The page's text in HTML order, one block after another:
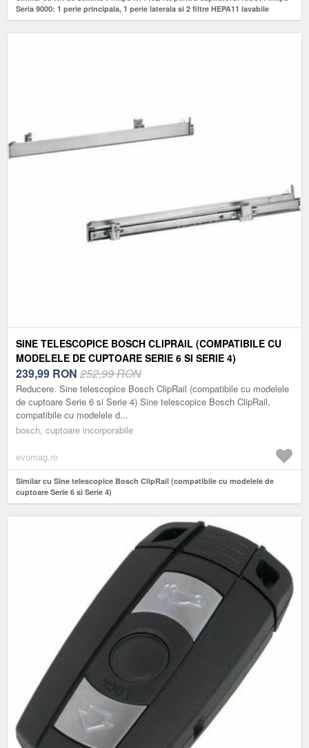
Seria 9000: 1 perie principala, 1 perie laterala si 2 filtre HEPA11 lavabile
SINE TELESCOPICE BOSCH CLIPRAIL (COMPATIBILE CU
MODELELE DE CUPTOARE SERIE 6 SI SERIE 4)
239,99 RON 252,99 RON
Reducere. Sine telescopice Bosch ClipRail (compatibile cu modelele
de cuptoare Serie 6 si Serie 4) Sine telescopice Bosch ClipRail,
compatibile cu modelele d...
bosch, cuptoare incorporabile
evomag.ro
Similar cu Sine telescopice Bosch ClipRail (compatibile cu modelele de
cuptoare Serie 6 si Serie 4)